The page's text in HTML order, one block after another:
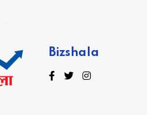
Bizshala